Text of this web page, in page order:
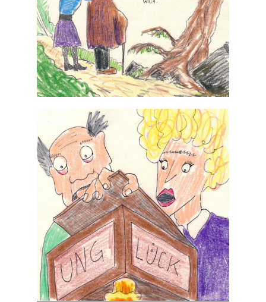
#0100 – Unglueck
"Das war ja mal wirklich Glück im Unglück im
Glück im Unglück im Glück im (...)" (Matrjoscka C.
Escher)